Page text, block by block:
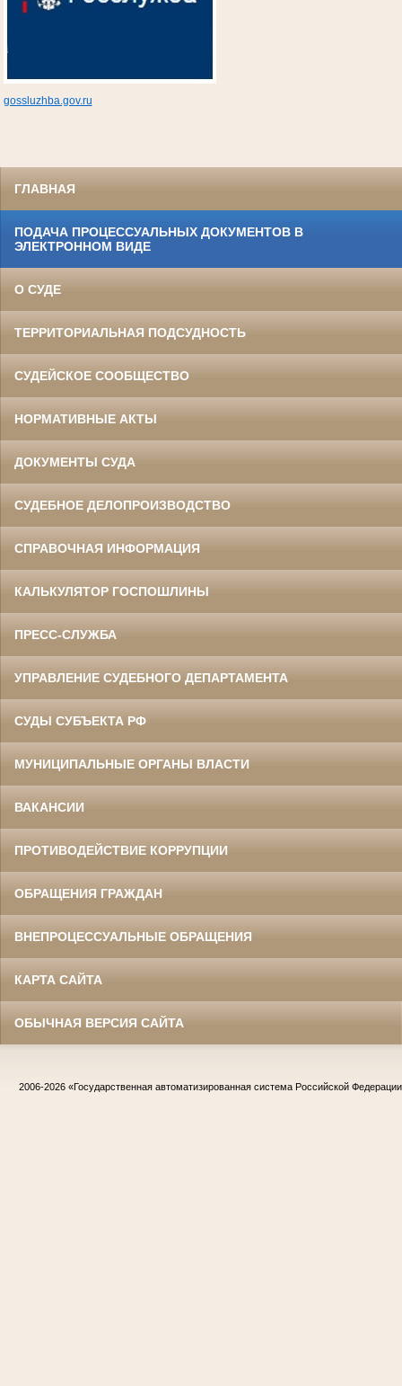
gossluzhba.gov.ru
ГЛАВНАЯ
ПОДАЧА ПРОЦЕССУАЛЬНЫХ ДОКУМЕНТОВ В
ЭЛЕКТРОННОМ ВИДЕ
О СУДЕ
ТЕРРИТОРИАЛЬНАЯ ПОДСУДНОСТЬ
СУДЕЙСКОЕ СООБЩЕСТВО
НОРМАТИВНЫЕ АКТЫ
ДОКУМЕНТЫ СУДА
СУДЕБНОЕ ДЕЛОПРОИЗВОДСТВО
СПРАВОЧНАЯ ИНФОРМАЦИЯ
КАЛЬКУЛЯТОР ГОСПОШЛИНЫ
ПРЕСС-СЛУЖБА
УПРАВЛЕНИЕ СУДЕБНОГО ДЕПАРТАМЕНТА
СУДЫ СУБЪЕКТА РФ
МУНИЦИПАЛЬНЫЕ ОРГАНЫ ВЛАСТИ
ВАКАНСИИ
ПРОТИВОДЕЙСТВИЕ КОРРУПЦИИ
ОБРАЩЕНИЯ ГРАЖДАН
ВНЕПРОЦЕССУАЛЬНЫЕ ОБРАЩЕНИЯ
КАРТА САЙТА
ОБЫЧНАЯ ВЕРСИЯ САЙТА
2006-2026 «Государственная автоматизированная система Российской